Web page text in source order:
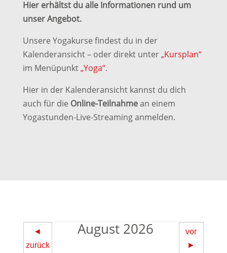
Hier erhältst du alle Informationen rund um
unser Angebot.
Unsere Yogakurse findest du in der
Kalenderansicht – oder direkt unter„Kursplan“
im Menüpunkt„Yoga“.
Hier in der Kalenderansicht kannst du dich
auch für die Online-Teilnahmean einem
Yogastunden-Live-Streaming anmelden.
◄
zurück
August 2026
vor
►